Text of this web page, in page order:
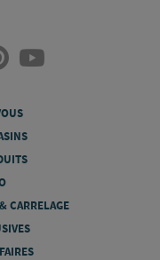
CARRELAGE